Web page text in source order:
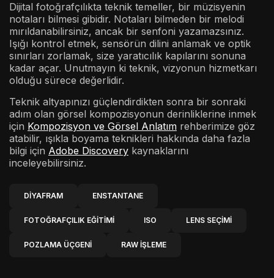
Dijital fotoğrafçılıkta teknik temeller, bir müzisyenin
notaları bilmesi gibidir. Notaları bilmeden bir melodi
mırıldanabilirsiniz, ancak bir senfoni yazamazsınız.
Işığı kontrol etmek, sensörün dilini anlamak ve optik
sınırları zorlamak, size yaratıcılık kapılarını sonuna
kadar açar. Unutmayın ki teknik, vizyonun hizmetkarı
olduğu sürece değerlidir.
Teknik altyapınızı güçlendirdikten sonra bir sonraki
adım olan görsel kompozisyonun derinliklerine inmek
için Kompozisyon ve Görsel Anlatım rehberimize göz
atabilir, ışıkla boyama teknikleri hakkında daha fazla
bilgi için Adobe Discovery kaynaklarını
inceleyebilirsiniz.
DIYAFRAM ENSTANTANE
FOTOĞRAFÇILIK EĞITIMI ISO LENS SEÇIMI
POZLAMA ÜÇGENI RAW İŞLEME